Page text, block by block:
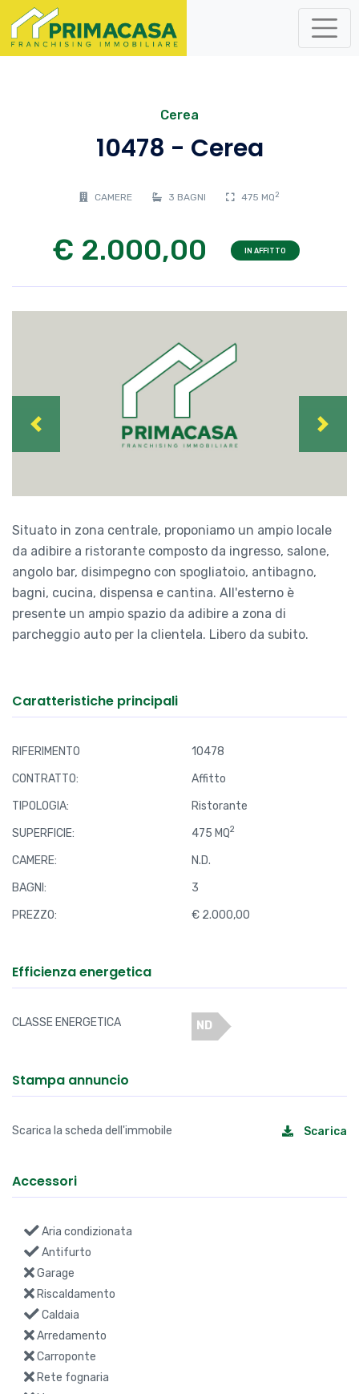
Cerea
10478 - Cerea
CAMERE 3 BAGNI 475 MQ 2
€ 2.000,00 IN AFFITTO
Previous Next
Situato in zona centrale, proponiamo un ampio locale
da adibire a ristorante composto da ingresso, salone,
angolo bar, disimpegno con spogliatoio, antibagno,
bagni, cucina, dispensa e cantina. All'esterno è
presente un ampio spazio da adibire a zona di
parcheggio auto per la clientela. Libero da subito.
Caratteristiche principali
RIFERIMENTO
10478
CONTRATTO:
Affitto
TIPOLOGIA:
Ristorante
SUPERFICIE:
475 MQ2
CAMERE:
N.D.
BAGNI:
3
PREZZO:
€ 2.000,00
Efficienza energetica
CLASSE ENERGETICA ND
Stampa annuncio
Scarica la scheda dell'immobile Scarica
Accessori
Aria condizionata
Antifurto
Garage
Riscaldamento
Caldaia
Arredamento
Carroponte
Rete fognaria